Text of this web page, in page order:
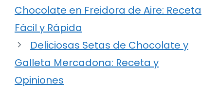
Chocolate en Freidora de Aire: Receta
Fácil y Rápida
Deliciosas Setas de Chocolate y
Galleta Mercadona: Receta y
Opiniones